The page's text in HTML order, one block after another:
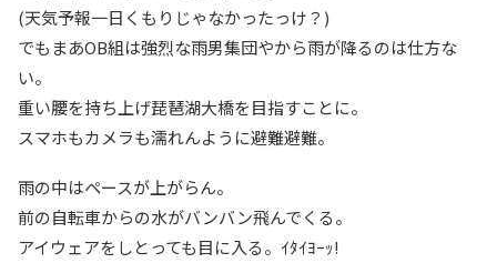
(天気予報一日くもりじゃなかったっけ？)
でもまあOB組は強烈な雨男集団やから雨が降るのは仕方な
い。
重い腰を持ち上げ琵琶湖大橋を目指すことに。
スマホもカメラも濡れんように避難避難。
雨の中はペースが上がらん。
前の自転車からの水がバンバン飛んでくる。
アイウェアをしとっても目に入る。ｲﾀｲﾖｰｯ!